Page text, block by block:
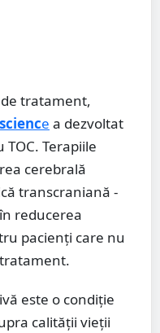
tratament,
e a dezvoltat
Terapiile
cerebrală
transcraniană -
reducerea
pacienți care nu
este o condiție
calității vieții